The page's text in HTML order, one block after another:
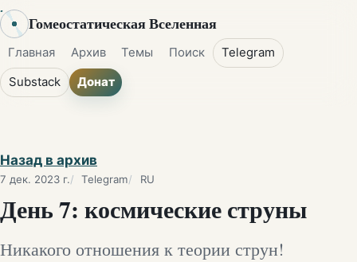
Гомеостатическая Вселенная
Главная Архив Темы Поиск Telegram
Substack Донат
Назад в архив
7 дек. 2023 г. Telegram RU
День 7: космические струны
Никакого отношения к теории струн!